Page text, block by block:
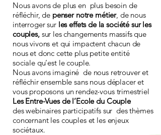
Nous avons de plus en plus besoin de
réfléchir, de penser notre métier, de nous
interroger sur les effets de la société sur les
couples,sur les changements massifs que
nous vivons et qui impactent chacun de
nous et donc cette plus petite entité
sociale qu’est le couple.
Nous avons imaginé de nous retrouver et
réfléchir ensemble sans nous déplacer et
vous proposons un rendez-vous trimestriel
Les Entre-Vues de l’Ecole du Couple
des webinaires participatifs sur des thèmes
concernant les couples et les enjeux
sociétaux.